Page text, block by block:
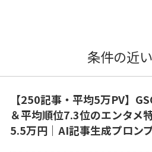
条件の近
【250記事・平均5万PV】
＆平均順位7.3位のエンタメ
5.5万円｜AI記事生成プロン